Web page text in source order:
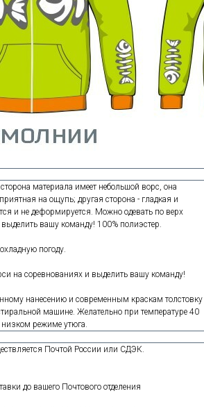
материала имеет небольшой ворс, она
на ощупь; другая сторона - гладкая и
и не деформируется. Можно одевать по верх
вашу команду! 100% полиэстер.
погоду.
на соревнованиях и выделить вашу команду!
нанесению и современным краскам толстовку
машине. Желательно при температуре 40
режиме утюга.
Почтой России или СДЭК.
до вашего Почтового отделения